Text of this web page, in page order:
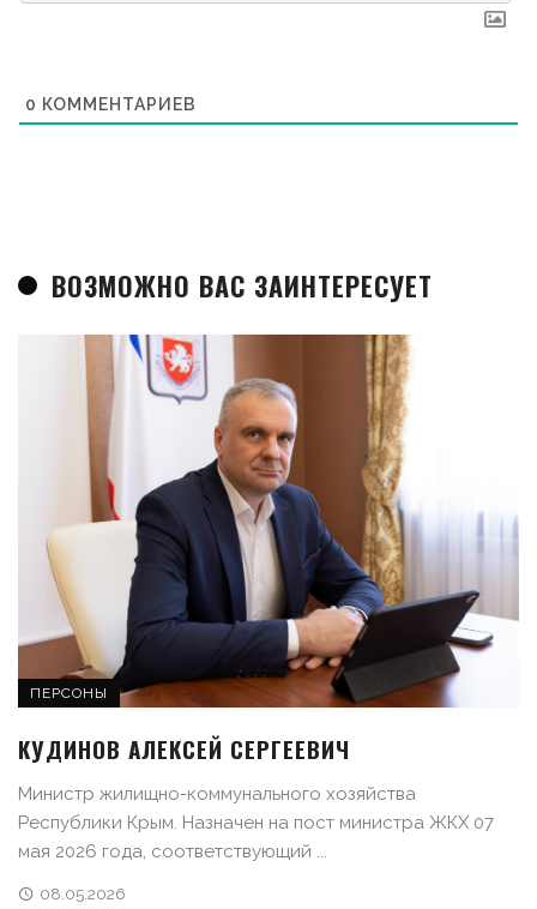
0 КОММЕНТАРИЕВ
ВОЗМОЖНО ВАС ЗАИНТЕРЕСУЕТ
ПЕРСОНЫ
КУДИНОВ АЛЕКСЕЙ СЕРГЕЕВИЧ
Министр жилищно-коммунального хозяйства
Республики Крым. Назначен на пост министра ЖКХ 07
мая 2026 года, соответствующий ...
08.05.2026